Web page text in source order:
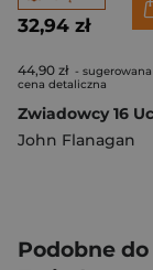
32,94 zł
44,90 zł - sugerowana
cena detaliczna
John Flanagan
Podobne